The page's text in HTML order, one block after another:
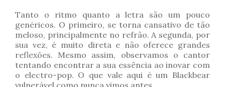
Tanto o ritmo quanto a letra são um pouco
genéricos. O primeiro, se torna cansativo de tão
meloso, principalmente no refrão. A segunda, por
sua vez, é muito direta e não oferece grandes
reflexões. Mesmo assim, observamos o cantor
tentando encontrar a sua essência ao inovar com
o electro-pop. O que vale aqui é um Blackbear
vulnerável como nunca vimos antes.